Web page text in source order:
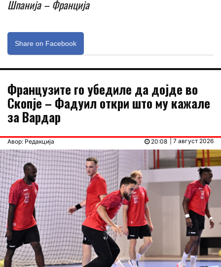
Шпанија – Франција
Share on Facebook
Французите го убедиле да дојде во
Скопје – Фадуил откри што му кажале
за Вардар
Авор: Редакција | 7 август 2026
20:08